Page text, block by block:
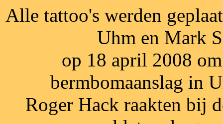
Alle tattoo's werden
Uhm en Mark
op 18 april 2008
bermbomaanslag in
Roger Hack raakten bij